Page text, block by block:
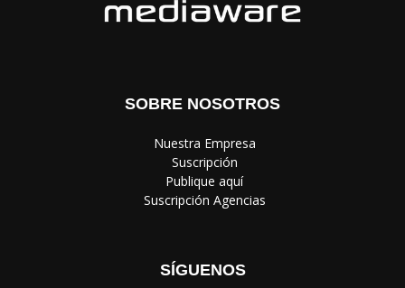
SOBRE NOSOTROS
‎ Nuestra Empresa
‎ Suscripción
‎ Publique aquí
‎ Suscripción Agencias
SÍGUENOS